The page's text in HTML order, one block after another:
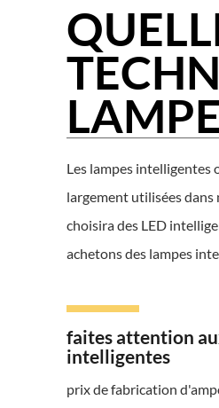
Les lampes intelligentes
largement utilisées
choisira des LED
achetons des lampes
faites attention
intelligentes
prix de fabrication